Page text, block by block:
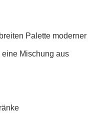
Palette moderner
Mischung aus